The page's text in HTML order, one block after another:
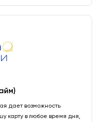
дает возможность
карту в любое время дня,